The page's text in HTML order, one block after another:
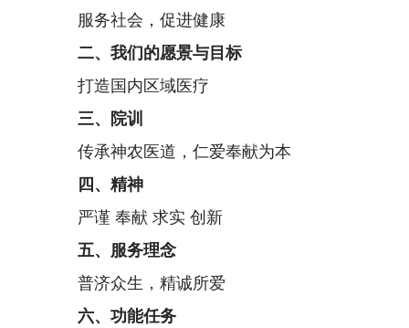
服务社会，促进健康
二、我们的愿景与目标
打造国内区域医疗
三、院训
传承神农医道，仁爱奉献为本
四、精神
严谨 奉献 求实 创新
五、服务理念
普济众生，精诚所爱
六、功能任务